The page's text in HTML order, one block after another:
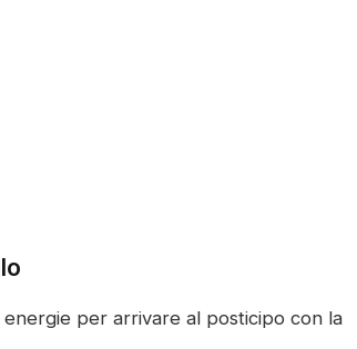
per arrivare al posticipo con la